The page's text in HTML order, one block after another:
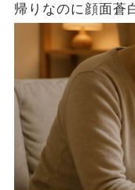
帰りなのに顔面蒼
「なんで？どう
実は」